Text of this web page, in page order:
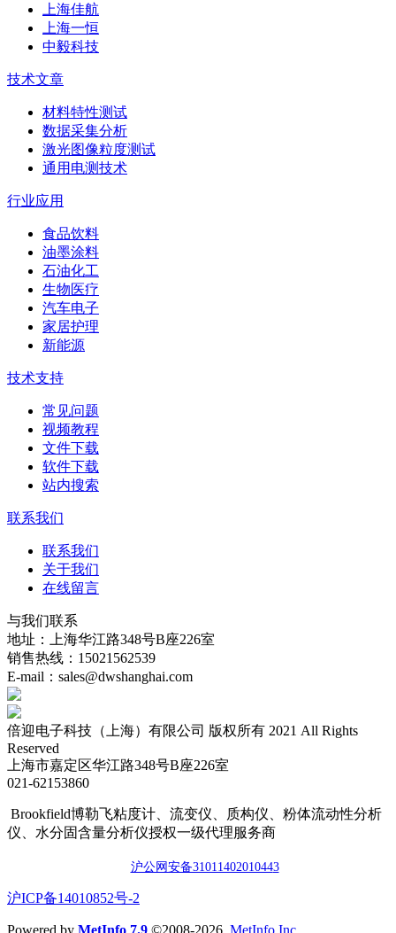
上海佳航
上海一恒
中毅科技
技术文章
材料特性测试
数据采集分析
激光图像粒度测试
通用电测技术
行业应用
食品饮料
油墨涂料
石油化工
生物医疗
汽车电子
家居护理
新能源
技术支持
常见问题
视频教程
文件下载
软件下载
站内搜索
联系我们
联系我们
关于我们
在线留言
与我们联系
地址：上海华江路348号B座226室
销售热线：15021562539
E-mail：sales@dwshanghai.com
倍迎电子科技（上海）有限公司 版权所有 2021 All Rights
Reserved
上海市嘉定区华江路348号B座226室
021-62153860
Brookfield博勒飞粘度计、流变仪、质构仪、粉体流动性分析
仪、水分固含量分析仪授权一级代理服务商
沪公网安备31011402010443
​沪ICP备14010852号-2